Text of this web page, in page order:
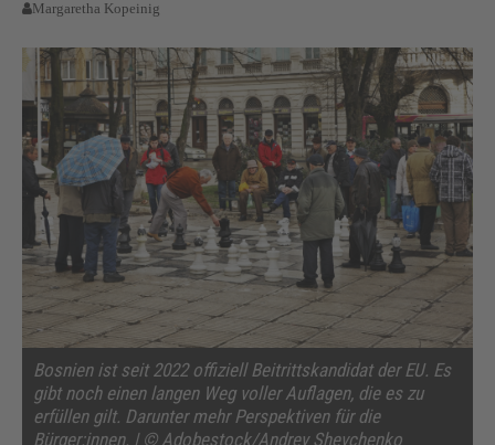
Margaretha Kopeinig
Bosnien ist seit 2022 offiziell Beitrittskandidat der EU. Es
gibt noch einen langen Weg voller Auflagen, die es zu
erfüllen gilt. Darunter mehr Perspektiven für die
Bürger:innen. | © Adobestock/Andrey Shevchenko